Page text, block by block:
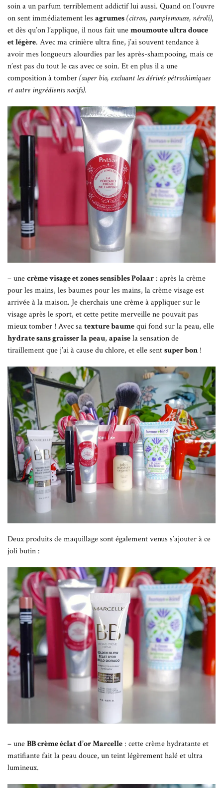
soin a un parfum terriblement addictif lui aussi. Quand on l’ouvre
on sent immédiatement les agrumes(citron, pamplemousse, néroli),
et dès qu’on l’applique, il nous fait unemoumoute ultra douce
et légère. Avec ma crinière ultra fine, j’ai souvent tendance à
avoir mes longueurs alourdies par les après-shampooing, mais ce
n’est pas du tout le cas avec ce soin. Et en plus il a une
composition à tomber(super bio, excluant les dérivés pétrochimiques
et autre ingrédients nocifs).
– unecrème visage et zones sensibles Polaar : après la crème
pour les mains, les baumes pour les mains, la crème visage est
arrivée à la maison. Je cherchais une crème à appliquer sur le
visage après le sport, et cette petite merveille ne pouvait pas
mieux tomber ! Avec satexture baumequi fond sur la peau, elle
hydrate sans graisser la peau, apaisela sensation de
tiraillement que j’ai à cause du chlore, et elle sentsuper bon !
Deux produits de maquillage sont également venus s’ajouter à ce
joli butin :
– uneBB crème éclat d’or Marcelle : cette crème hydratante et
matifiante fait la peau douce, un teint légèrement halé et ultra
lumineux.